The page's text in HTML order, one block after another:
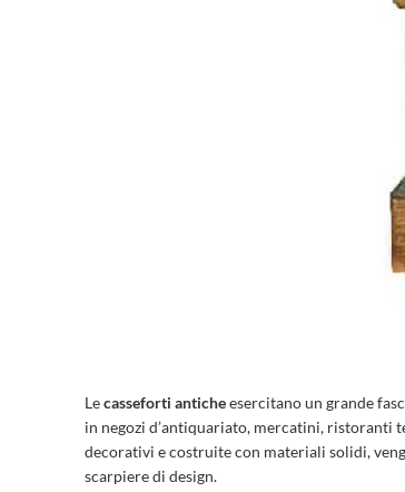
Lecasseforti anticheesercitano un grande
in negozi d’antiquariato, mercatini, ristoranti
decorativi e costruite con materiali solidi,
scarpiere di design.